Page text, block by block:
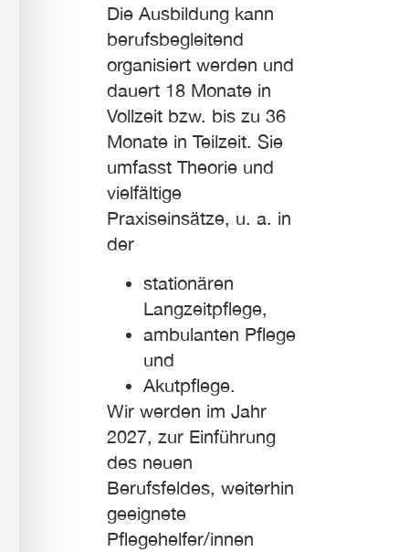
Die Ausbildung kann
berufsbegleitend
organisiert werden und
dauert 18 Monate in
Vollzeit bzw. bis zu 36
Monate in Teilzeit. Sie
umfasst Theorie und
vielfältige
Praxiseinsätze, u. a. in
der
stationären
Langzeitpflege,
ambulanten Pflege
und
Akutpflege.
Wir werden im Jahr
2027, zur Einführung
des neuen
Berufsfeldes, weiterhin
geeignete
Pflegehelfer/innen